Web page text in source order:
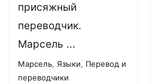
присяжный
переводчик.
Марсель ...
Марсель, Языки, Перевод и
переводчики